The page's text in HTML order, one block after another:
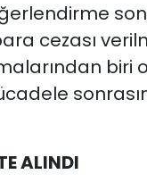
cezası
biri
ALINDI